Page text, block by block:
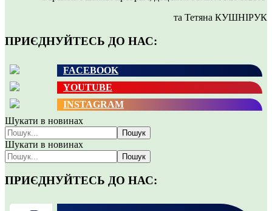
та Тетяна КУШНІРУК
ПРИЄДНУЙТЕСЬ ДО НАС:
FACEBOOK
YOUTUBE
INSTAGRAM
Шукати в новинах
Пошук
Шукати в новинах
Пошук
ПРИЄДНУЙТЕСЬ ДО НАС: